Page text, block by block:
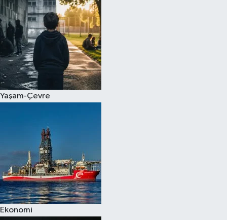
Yaşam-Çevre
Ekonomi